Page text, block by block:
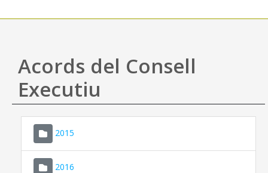
Utilitats
Ajuda
Acords del Consell
Executiu
2015
2016